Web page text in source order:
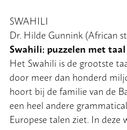
SWAHILI
Dr. Hilde Gunnink (African
Swahili: puzzelen met taal
Het Swahili is de grootste
door meer dan honderd
hoort bij de familie van de
een heel andere
Europese talen ziet. In